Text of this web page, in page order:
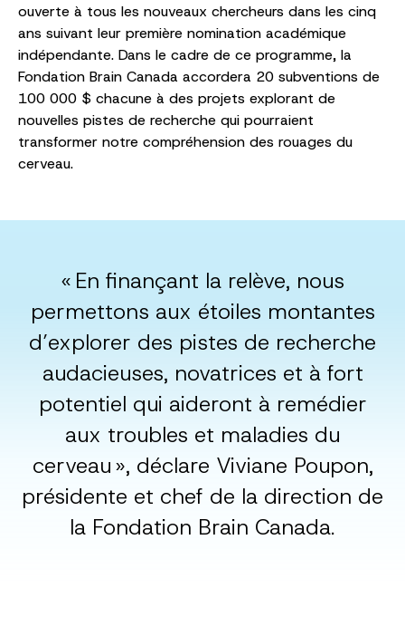
ouverte à tous les nouveaux chercheurs dans les cinq
ans suivant leur première nomination académique
indépendante. Dans le cadre de ce programme, la
Fondation Brain Canada accordera 20 subventions de
100 000 $ chacune à des projets explorant de
nouvelles pistes de recherche qui pourraient
transformer notre compréhension des rouages du
cerveau.
« En finançant la relève, nous
permettons aux étoiles montantes
d’explorer des pistes de recherche
audacieuses, novatrices et à fort
potentiel qui aideront à remédier
aux troubles et maladies du
cerveau », déclare Viviane Poupon,
présidente et chef de la direction de
la Fondation Brain Canada.